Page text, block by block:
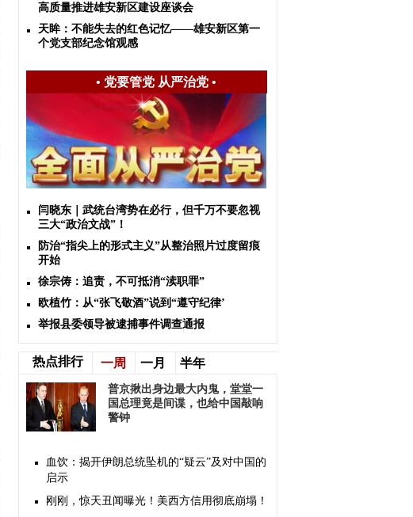
高质量推进雄安新区建设座谈会
天眸：不能失去的红色记忆——雄安新区第一
个党支部纪念馆观感
• 党要管党 从严治党•
闫晓东｜武统台湾势在必行，但千万不要忽视
三大“政治文战”！
防治“指尖上的形式主义”从整治照片过度留痕
开始
徐宗俦：追责，不可抵消“渎职罪”
欧植竹：从“张飞敬酒”说到“遵守纪律’
举报县委领导被逮捕事件调查通报
热点排行 一周 一月 半年
普京揪出身边最大内鬼，堂堂一
国总理竟是间谍，也给中国敲响
警钟
血饮：揭开伊朗总统坠机的“疑云”及对中国的
启示
刚刚，惊天丑闻曝光！美西方信用彻底崩塌！